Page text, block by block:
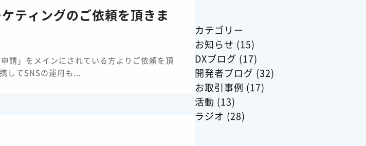
ティングのご依頼を頂きま
請」をメインにされている方よりご依頼を頂
してSNSの運用も...
カテゴリー
お知らせ (15)
DXブログ (17)
開発者ブログ (32)
お取引事例 (17)
活動 (13)
ラジオ (28)